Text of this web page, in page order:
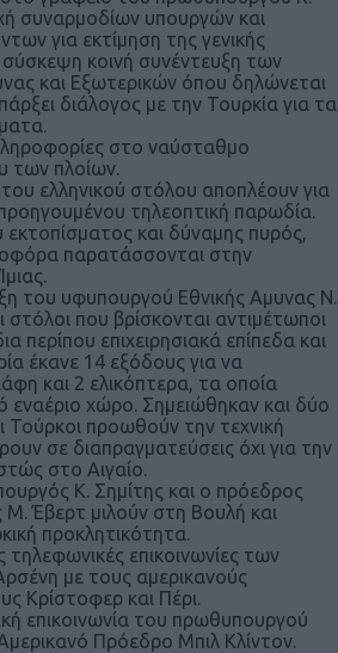
συναρμοδίων υπουργών και
για εκτίμηση της γενικής
κοινή συνέντευξη των
και Εξωτερικών όπου δηλώνεται
διάλογος με την Τουρκία για τα
στο ναύσταθμο
των πλοίων.
ελληνικού στόλου αποπλέουν για
τηλεοπτική παρωδία.
και δύναμης πυρός,
παρατάσσονται στην
του υφυπουργού Εθνικής Αμυνας Ν.
στόλοι που βρίσκονται αντιμέτωποι
περίπου επιχειρησιακά επίπεδα και
έκανε 14 εξόδους για να
και 2 ελικόπτερα, τα οποία
εναέριο χώρο. Σημειώθηκαν και δύο
Τούρκοι προωθούν την τεχνική
σε διαπραγματεύσεις όχι για την
στο Αιγαίο.
Κ. Σημίτης και ο πρόεδρος
Έβερτ μιλούν στη Βουλή και
προκλητικότητα.
επικοινωνίες των
με τους αμερικανούς
Κρίστοφερ και Πέρι.
επικοινωνία του πρωθυπουργού
Πρόεδρο Μπιλ Κλίντον.